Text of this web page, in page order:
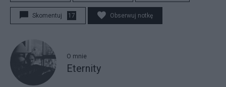
Skomentuj 17 Obserwuj notkę
O mnie
Eternity